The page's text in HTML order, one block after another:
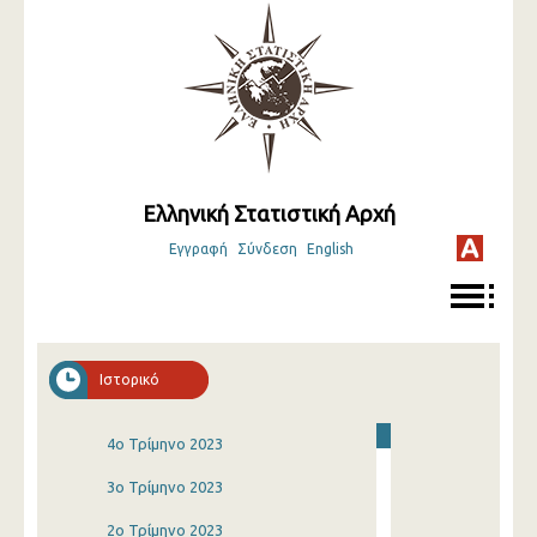
Ελληνική Στατιστική Αρχή
Εγγραφή Σύνδεση English
Ιστορικό
4o Τρίμηνο 2023
3o Τρίμηνο 2023
2o Τρίμηνο 2023